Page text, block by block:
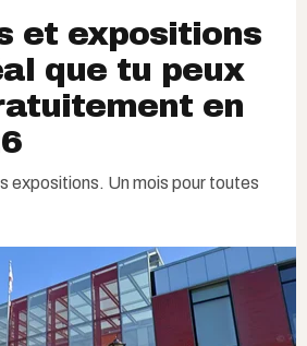
et expositions
que tu peux
en
expositions. Un mois pour toutes